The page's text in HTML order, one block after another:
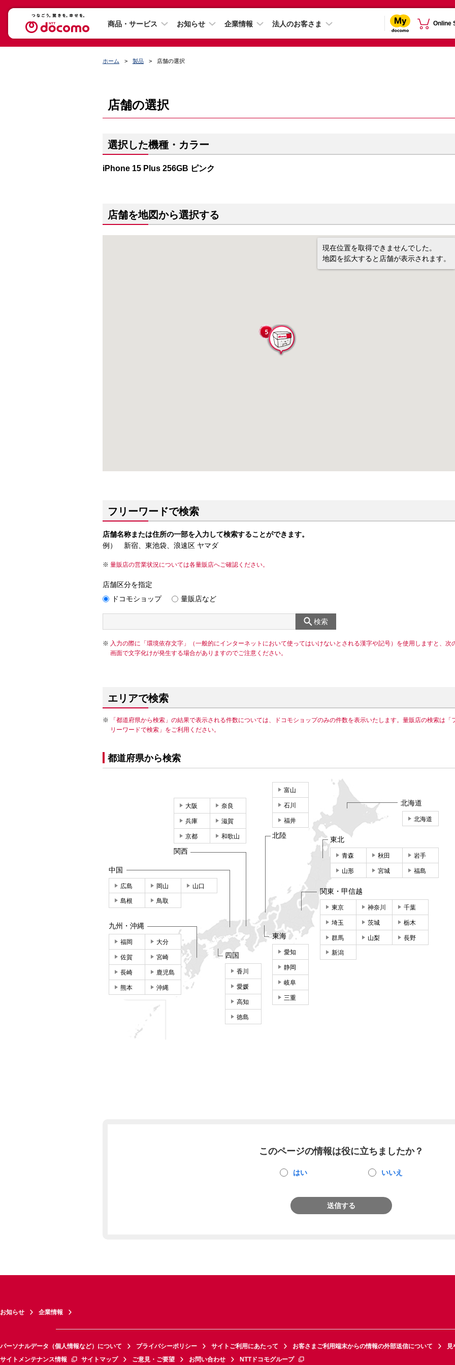
商品・サービス お知らせ 企業情報 法人のお客さま Online
ホーム 製品 店舗の選択
店舗の選択
選択した機種・カラー
iPhone 15 Plus 256GB ピンク
店舗を地図から選択する
現在位置を取得できませんでした。
地図を拡大すると店舗が表示されます。
フリーワードで検索
店舗名称または住所の一部を入力して検索することができます。
例） 新宿、東池袋、浪速区 ヤマダ
量販店の営業状況については各量販店へご確認ください。
店舗区分を指定
ドコモショップ
量販店など
検索
入力の際に「環境依存文字」（一般的にインターネットにおいて使ってはいけないとされる漢字や記号）を使用しますと、次
画面で文字化けが発生する場合がありますのでご注意ください。
エリアで検索
「都道府県から検索」の結果で表示される件数については、ドコモショップのみの件数を表示いたします。量販店の検索は「
リーワードで検索」をご利用ください。
都道府県から検索
北海道
北海道
東北
青森 秋田 岩手
山形 宮城 福島
関東・甲信越
東京 神奈川 千葉
埼玉 茨城 栃木
群馬 山梨 長野
新潟
東海
愛知
静岡
岐阜
三重
富山
石川
福井
北陸
大阪 奈良
兵庫 滋賀
京都 和歌山
関西
中国
広島 岡山 山口
島根 鳥取
四国
香川
愛媛
高知
徳島
九州・沖縄
福岡 大分
佐賀 宮崎
長崎 鹿児島
熊本 沖縄
このページの情報は役に立ちましたか？
はい いいえ
送信する
お知らせ 企業情報
パーソナルデータ（個人情報など）について プライバシーポリシー サイトご利用にあたって お客さまご利用端末からの情報の外部送信について
見
サイトメンテナンス情報
サイトマップ ご意見・ご要望 お問い合わせ NTTドコモグループ